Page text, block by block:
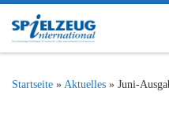
Zum Inhalt springen
Startseite » Aktuelles » Juni-